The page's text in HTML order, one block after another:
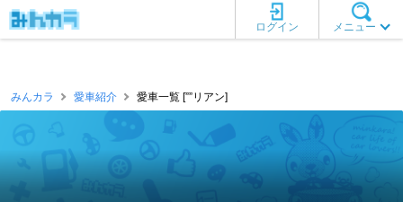
メニュー
ログイン
みんカラ 愛車紹介 愛車一覧 [””リアン]